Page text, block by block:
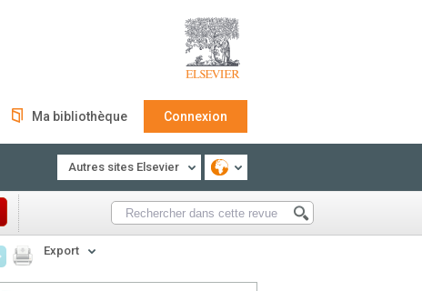
Ma bibliothèque Connexion
Autres sites Elsevier
Export